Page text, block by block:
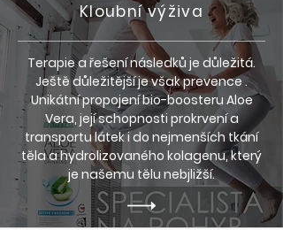
Kloubní výživa
Terapie a řešení následků je důležitá.
Ještě důležitější je však prevence .
Unikátní propojení bio-boosteru Aloe
Vera, její schopnosti prokrvení a
transportu látek i do nejmenších tkání
těla a hydrolizovaného kolagenu, který
je našemu tělu nebjližší.